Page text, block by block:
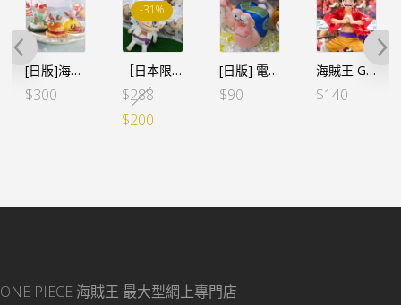
[日版]海賊王 Paldolce collection vol.1 3款SET
$300
-31%
［日本限定］海賊王 巨大毛公仔 路飛五檔
$288
$200
[日版] 電傳蟲小公仔-路飛
$90
海賊王 Grandista 路飛 VER.2（行）
$140
ONE PIECE 海賊王 最大型網上專門店